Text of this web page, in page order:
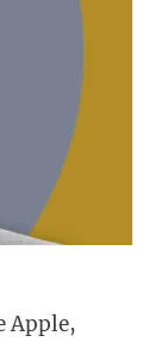
Apple,